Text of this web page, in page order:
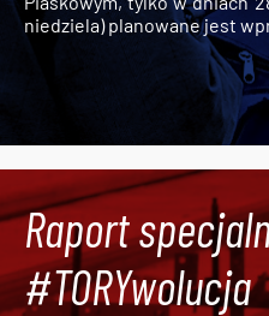
niedziela) planowane jest
Raport
#TORYwolucja